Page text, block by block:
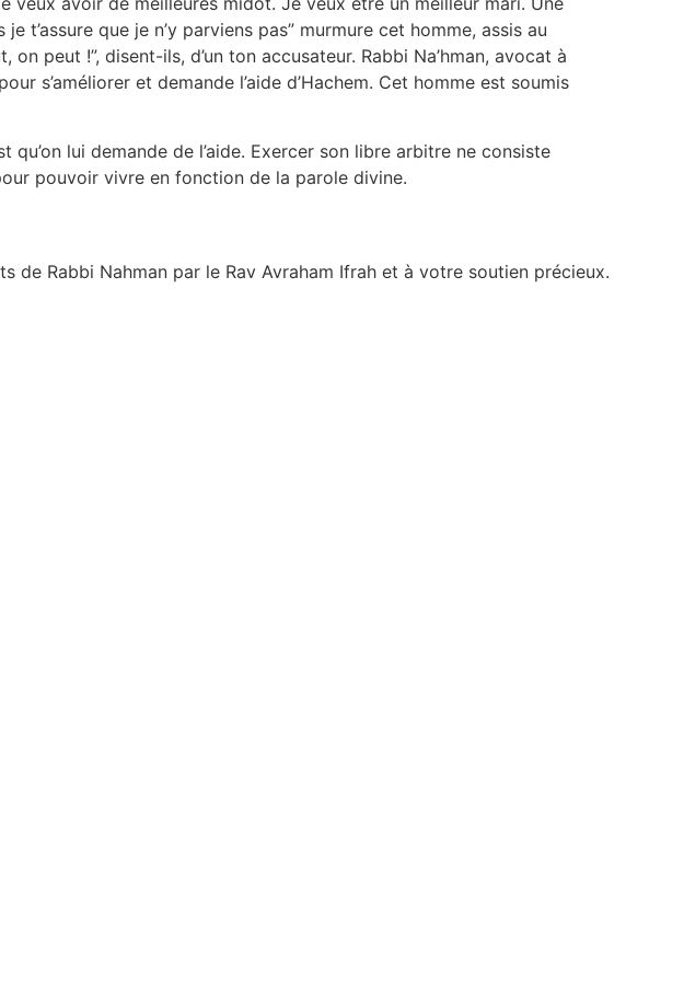
t’assure que je n’y parviens pas” murmure cet homme, assis au
peut !”, disent-ils, d’un ton accusateur. Rabbi Na’hman, avocat à
s’améliorer et demande l’aide d’Hachem. Cet homme est soumis
qu’on lui demande de l’aide. Exercer son libre arbitre ne consiste
pouvoir vivre en fonction de la parole divine.
Rabbi Nahman par le Rav Avraham Ifrah et à votre soutien précieux.